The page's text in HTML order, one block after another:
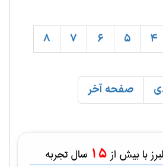
4
5
6
7
8
صفحه آخر
با بیش از 15 سال تجربه